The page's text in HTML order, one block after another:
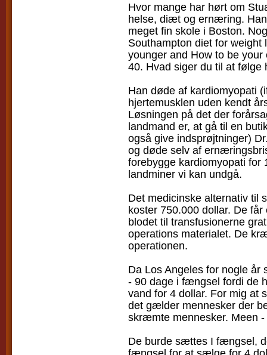
Hvor mange har hørt om
helse, diæt og ernæring.
meget fin skole i Boston.
Southampton diet for weight
younger and How to be
40. Hvad siger du til at følge
Han døde af kardiomyopati
hjertemusklen uden kendt
Løsningen på det der
landmand er, at gå til en
også give indsprøjtninger)
og døde selv af
forebygge kardiomyopati for
landminer vi kan undgå.
Det medicinske alternativ til
koster 750.000 dollar. De
blodet til transfusionerne
operations materialet. De
operationen.
Da Los Angeles for nogle
- 90 dage i fængsel fordi de
vand for 4 dollar. For mig at
det gælder mennesker der
skræmte mennesker. Meen -
De burde sættes I fængsel,